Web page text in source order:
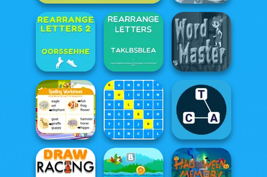
Alphabet Lore Maze Whats For Dinner
Rearrange
Letters 2
Rearrange
Letters
Word Master